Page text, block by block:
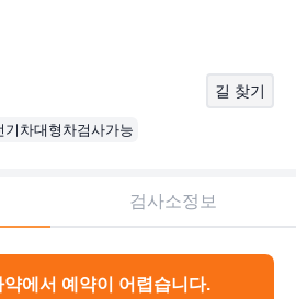
길 찾기
기차대형차검사가능
검사소정보
에서 예약이 어렵습니다.